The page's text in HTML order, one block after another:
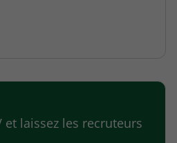
et laissez les recruteurs